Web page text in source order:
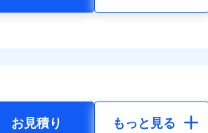
お見積り もっと見る